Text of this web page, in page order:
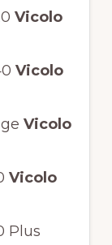
Vicolo
Vicolo
Vicolo
Vicolo
Plus